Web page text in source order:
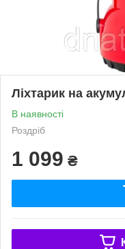
Ліхтарик на
В наявності
Роздріб
1 099 ₴